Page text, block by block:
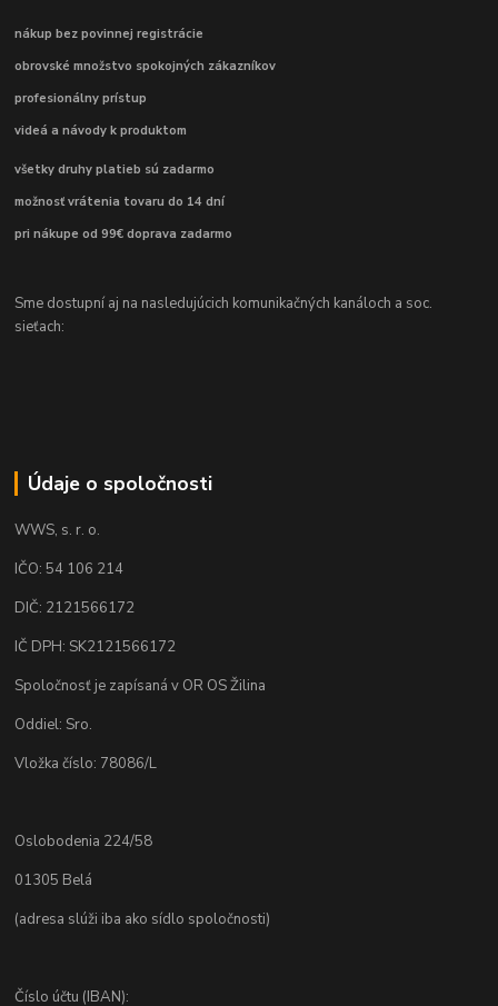
nákup bez povinnej registrácie
obrovské množstvo spokojných zákazníkov
profesionálny prístup
videá a návody k produktom
všetky druhy platieb sú zadarmo
možnosť vrátenia tovaru do 14 dní
pri nákupe od 99€ doprava zadarmo
Sme dostupní aj na nasledujúcich komunikačných kanáloch a soc.
sieťach:
Údaje o spoločnosti
WWS, s. r. o.
IČO: 54 106 214
DIČ: 2121566172
IČ DPH: SK2121566172
Spoločnosť je zapísaná v OR OS Žilina
Oddiel: Sro.
Vložka číslo: 78086/L
Oslobodenia 224/58
01305 Belá
(adresa slúži iba ako sídlo spoločnosti)
Číslo účtu (IBAN):